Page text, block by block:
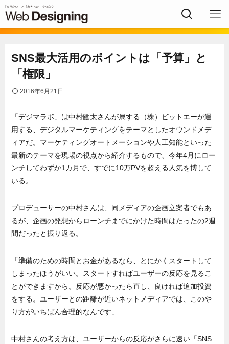
SNS最大活用のポイントは「予算」と
「権限」
2016年6月21日
「デジマラボ」は中村健太さんが属する（株）ビットエーが運
用する、デジタルマーケティングをテーマとしたオウンドメデ
ィアだ。マーケティングオートメーションや人工知能といった
最新のテーマを現場の視点から紹介するもので、今年4月にロー
ンチしてわずか1カ月で、すでに10万PVを超える人気を博して
いる。
プロデューサーの中村さんは、同メディアの企画立案者でもあ
るが、企画の発想からローンチまでにかけた時間はたったの2週
間だったと振り返る。
「準備のための時間とお金があるなら、とにかくスタートして
しまったほうがいい。スタートすればユーザーの反応を見るこ
とができますから。反応が悪かったら直し、良ければ追加投資
をする。ユーザーとの距離が近いネットメディアでは、このや
り方がいちばん合理的なんです」
中村さんの考え方は、ユーザーからの反応がさらに速い「SNS